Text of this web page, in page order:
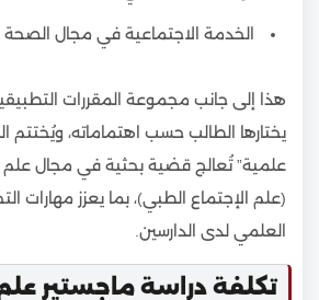
الخدمة الاجتماعية في مجال الصحة
هذا إلى جانب مجموعة المقررات
يختارها الطالب حسب اهتماماته، ويُختتم
علمية” تُعالج قضية بحثية في مجال علم
(علم الإجتماع الطبي)، بما يعزز مهارات
العلمي لدى الدارسين.
تكلفة دراسة ماجستير علم